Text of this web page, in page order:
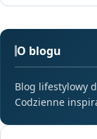
O blogu
Blog lifestylowy
Codzienne